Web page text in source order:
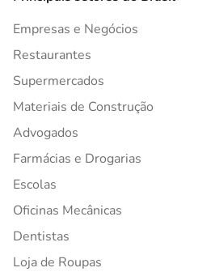
Empresas e Negócios
Restaurantes
Supermercados
Materiais de Construção
Advogados
Farmácias e Drogarias
Escolas
Oficinas Mecânicas
Dentistas
Loja de Roupas